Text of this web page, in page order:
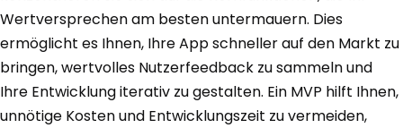
Wertversprechen am besten untermauern. Dies
ermöglicht es Ihnen, Ihre App schneller auf den Markt zu
bringen, wertvolles Nutzerfeedback zu sammeln und
Ihre Entwicklung iterativ zu gestalten. Ein MVP hilft Ihnen,
unnötige Kosten und Entwicklungszeit zu vermeiden,